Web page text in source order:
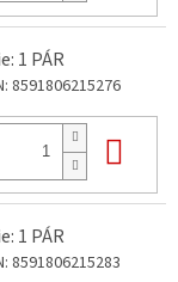
1 PÁR
8591806215276
1 PÁR
8591806215283